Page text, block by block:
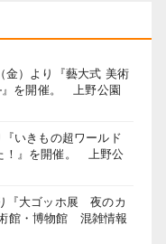
金）より『藝大式 美術
』を開催。 上野公園
いきもの超ワールド
！』を開催。 上野公
『大ゴッホ展 夜のカ
館・博物館 混雑情報